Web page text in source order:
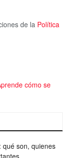
de la Política
cómo se
qué son, quienes